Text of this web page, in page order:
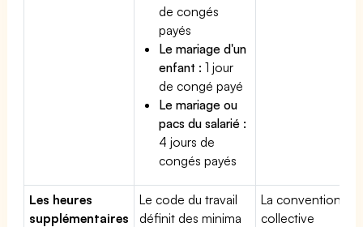
de congés
payés
Le mariage d'un
enfant : 1 jour
de congé payé
Le mariage ou
pacs du salarié :
4 jours de
congés payés
Les heures
supplémentaires
Le code du travail
définit des minima
La convention
collective